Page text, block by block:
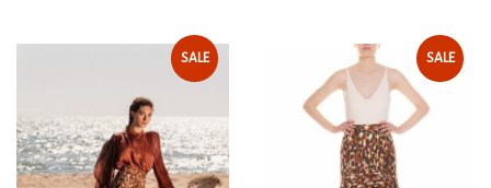
SALE SALE